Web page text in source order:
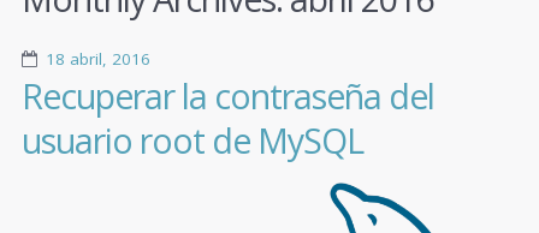
18 abril, 2016
Recuperar la contraseña del
usuario root de MySQL